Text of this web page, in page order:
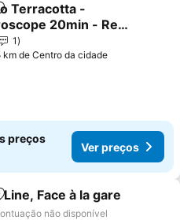
aos favoritos
Terracotta -
20min - Rez
- tout
1
km de Centro da cidade
preços
Ver preços
aos favoritos
Line, Face à la gare
não disponível